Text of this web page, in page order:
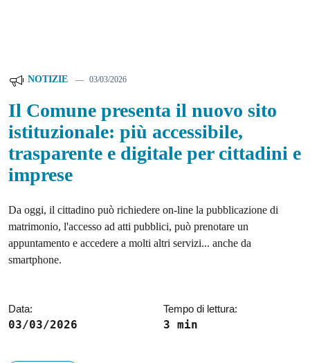
NOTIZIE 03/03/2026
Il Comune presenta il nuovo sito
istituzionale: più accessibile,
trasparente e digitale per cittadini e
imprese
Da oggi, il cittadino può richiedere on-line la pubblicazione di
matrimonio, l'accesso ad atti pubblici, può prenotare un
appuntamento e accedere a molti altri servizi... anche da
smartphone.
Data:
03/03/2026
Tempo di lettura:
3 min